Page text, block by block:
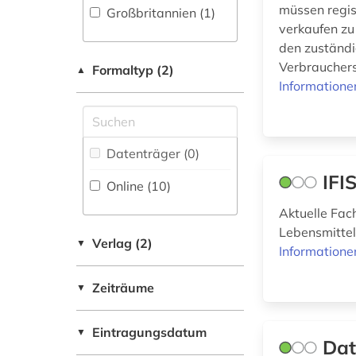
(0)
Natur- und
(0)
Pädagogik (0)
Philosophie (0)
Physik (0)
Politologie (0)
Psychologie (0)
Rechtswissenschaft
(1)
lebensmittelinhaltsstoff
lebensmittelmikrobiologie
(1)
lebensmittelproduktion
(2)
lebensmittelrecht (2)
lebensmitteltechnologie
(4)
(2)
Großbritannien (1)
▲ Formaltyp (2)
Datenträger (0)
Online (10)
▼ Verlag (2)
▼ Zeiträume
▼ Eintragungsdatum
müssen
verkaufen
den
Aktuelle